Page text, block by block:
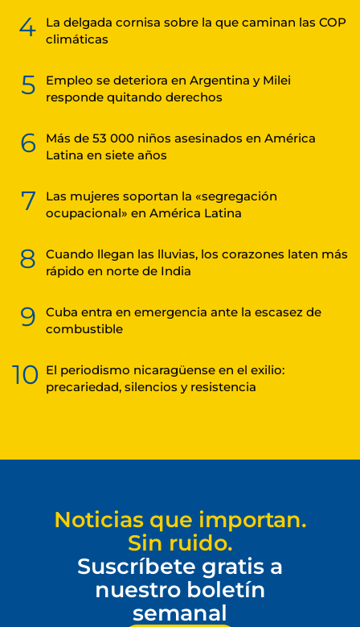
4
La delgada cornisa sobre la que caminan las COP
climáticas
5
Empleo se deteriora en Argentina y Milei
responde quitando derechos
6
Más de 53 000 niños asesinados en América
Latina en siete años
7
Las mujeres soportan la «segregación
ocupacional» en América Latina
8
Cuando llegan las lluvias, los corazones laten más
rápido en norte de India
9
Cuba entra en emergencia ante la escasez de
combustible
10 El periodismo nicaragüense en el exilio:
precariedad, silencios y resistencia
Noticias que importan.
Sin ruido.
Suscríbete gratis a
nuestro boletín
semanal